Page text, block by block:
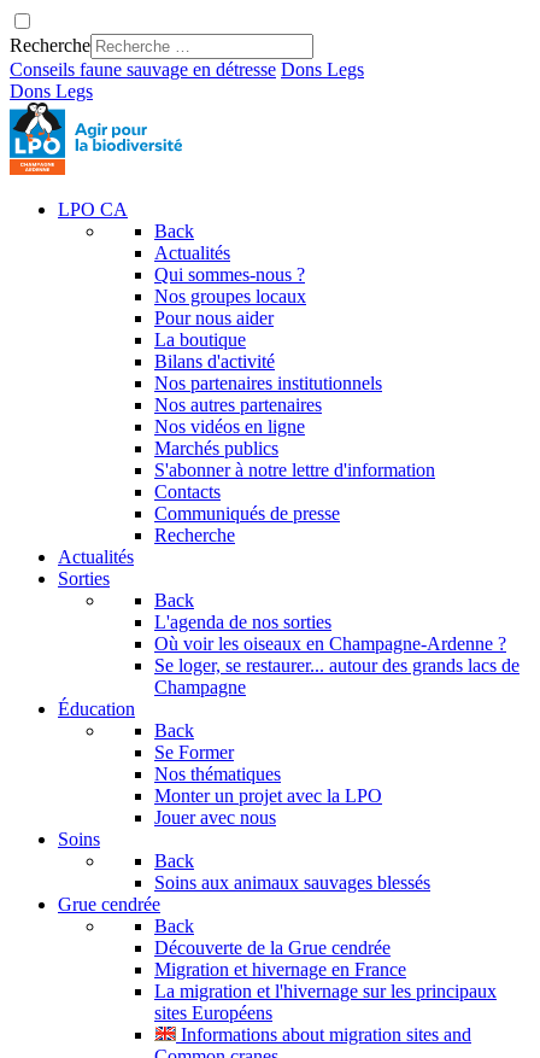
Recherche
Conseils faune sauvage en détresse Dons Legs
Dons Legs
LPO CA
Back
Actualités
Qui sommes-nous ?
Nos groupes locaux
Pour nous aider
La boutique
Bilans d'activité
Nos partenaires institutionnels
Nos autres partenaires
Nos vidéos en ligne
Marchés publics
S'abonner à notre lettre d'information
Contacts
Communiqués de presse
Recherche
Actualités
Sorties
Back
L'agenda de nos sorties
Où voir les oiseaux en Champagne-Ardenne ?
Se loger, se restaurer... autour des grands lacs de
Champagne
Éducation
Back
Se Former
Nos thématiques
Monter un projet avec la LPO
Jouer avec nous
Soins
Back
Soins aux animaux sauvages blessés
Grue cendrée
Back
Découverte de la Grue cendrée
Migration et hivernage en France
La migration et l'hivernage sur les principaux
sites Européens
Informations about migration sites and